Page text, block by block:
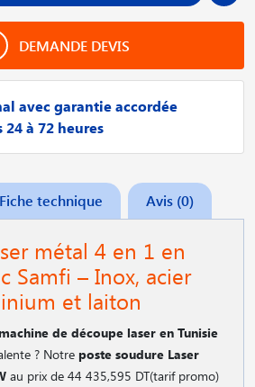
DEMANDE DEVIS
avec garantie accordée
24 à 72 heures
Fiche technique Avis (0)
métal 4 en 1 en
Samfi – Inox, acier
et laiton
machine de découpe laser en Tunisie
? Notre poste soudure Laser
au prix de 44 435,595 DT(tarif promo)